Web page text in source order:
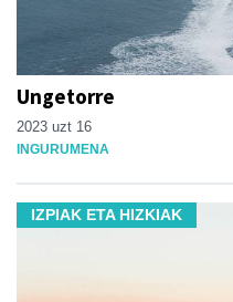
Ungetorre
2023 uzt 16
INGURUMENA
IZPIAK ETA HIZKIAK